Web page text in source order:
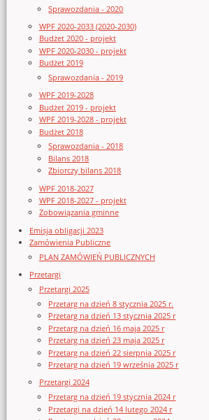
Sprawozdania - 2020
WPF 2020-2033 (2020-2030)
Budżet 2020 - projekt
WPF 2020-2030 - projekt
Budżet 2019
Sprawozdania - 2019
WPF 2019-2028
Budżet 2019 - projekt
WPF 2019-2028 - projekt
Budżet 2018
Sprawozdania - 2018
Bilans 2018
Zbiorczy bilans 2018
WPF 2018-2027
WPF 2018-2027 - projekt
Zobowiązania gminne
Emisja obligacji 2023
Zamówienia Publiczne
PLAN ZAMÓWIEŃ PUBLICZNYCH
Przetargi
Przetargi 2025
Przetarg na dzień 8 stycznia 2025 r.
Przetarg na dzień 13 stycznia 2025 r
Przetarg na dzień 16 maja 2025 r
Przetarg na dzień 23 maja 2025 r
Przetarg na dzień 22 sierpnia 2025 r
Przetarg na dzień 19 września 2025 r
Przetargi 2024
Przetarg na dzień 19 stycznia 2024 r
Przetargi na dzień 14 lutego 2024 r